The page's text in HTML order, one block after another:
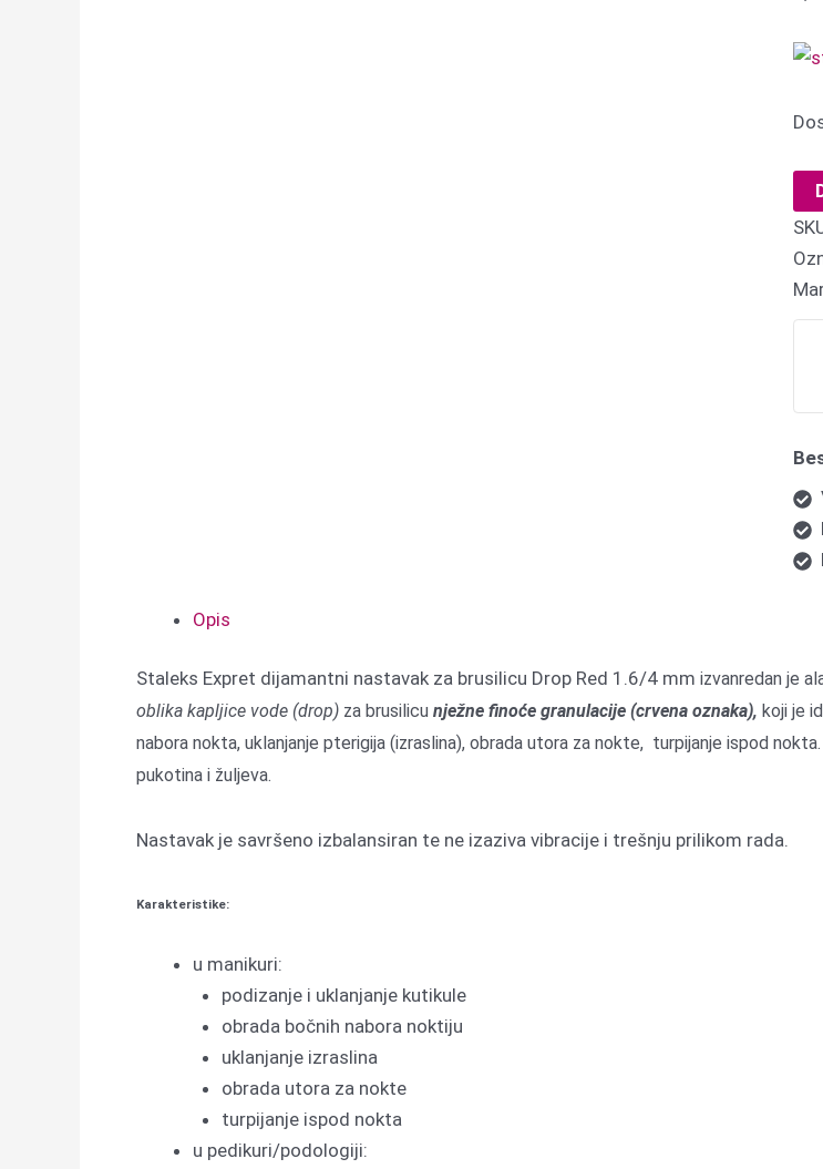
Opis
Staleks Expret dijamantni nastavak za brusilicu Drop Red 1.6/4 mm izvanredan je
oblika kapljice vode (drop) za brusilicu nježne finoće granulacije (crvena oznaka), koji je
nabora nokta, uklanjanje pterigija (izraslina), obrada utora za nokte, turpijanje ispod
pukotina i žuljeva.
Nastavak je savršeno izbalansiran te ne izaziva vibracije i trešnju prilikom rada.
Karakteristike:
u manikuri:
podizanje i uklanjanje kutikule
obrada bočnih nabora noktiju
uklanjanje izraslina
obrada utora za nokte
turpijanje ispod nokta
u pedikuri/podologiji: